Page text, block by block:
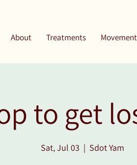
Movement
Treatments
About
to get
Sat, Jul 03
  |
Sdot Yam